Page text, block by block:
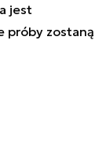
jest
próby zostaną